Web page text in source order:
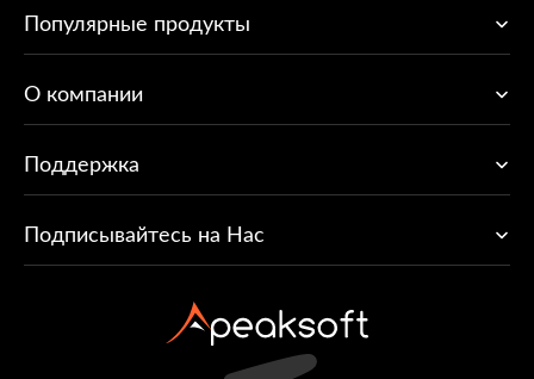
Популярные продукты
O компании
Поддержка
Подписывайтесь на Нас